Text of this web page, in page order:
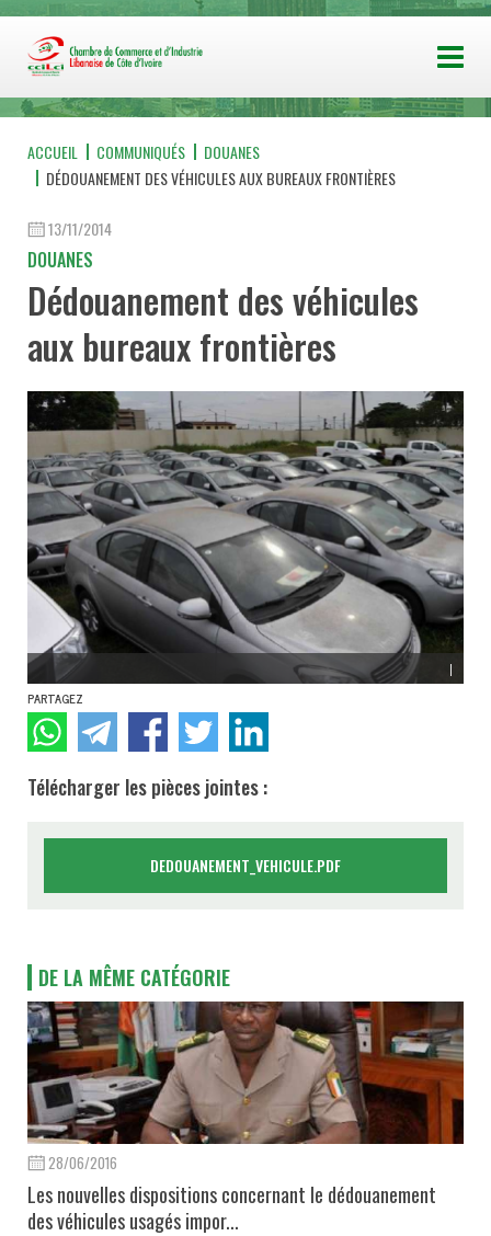
ACCUEIL COMMUNIQUÉS
DOUANES
DÉDOUANEMENT DES VÉHICULES AUX BUREAUX FRONTIÈRES
13/11/2014
DOUANES
Dédouanement des véhicules
aux bureaux frontières
|
PARTAGEZ
Télécharger les pièces jointes :
DEDOUANEMENT_VEHICULE.PDF
DE LA MÊME CATÉGORIE
28/06/2016
Les nouvelles dispositions concernant le dédouanement
des véhicules usagés impor...